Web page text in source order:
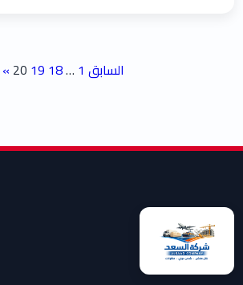
تعدد « السابق 1
…
18
19
20